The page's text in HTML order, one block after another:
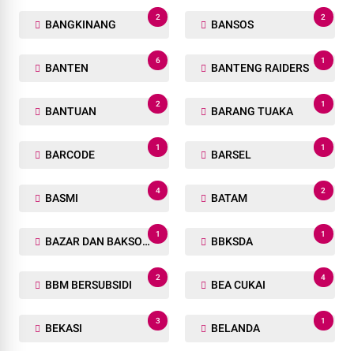
BANGKINANG
2
BANSOS
2
BANTEN
6
BANTENG RAIDERS
1
BANTUAN
2
BARANG TUAKA
1
BARCODE
1
BARSEL
1
BASMI
4
BATAM
2
BAZAR DAN BAKSOS RAMADHAN
1
BBKSDA
1
BBM BERSUBSIDI
2
BEA CUKAI
4
BEKASI
3
BELANDA
1